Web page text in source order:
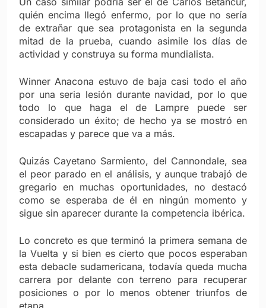
quién encima llegó enfermo, por lo que no sería
de extrañar que sea protagonista en la segunda
mitad de la prueba, cuando asimile los días de
actividad y construya su forma mundialista.
Winner Anacona estuvo de baja casi todo el año
por una seria lesión durante navidad, por lo que
todo lo que haga el de Lampre puede ser
considerado un éxito; de hecho ya se mostró en
escapadas y parece que va a más.
Quizás Cayetano Sarmiento, del Cannondale, sea
el peor parado en el análisis, y aunque trabajó de
gregario en muchas oportunidades, no destacó
como se esperaba de él en ningún momento y
sigue sin aparecer durante la competencia ibérica.
Lo concreto es que terminó la primera semana de
la Vuelta y si bien es cierto que pocos esperaban
esta debacle sudamericana, todavía queda mucha
carrera por delante con terreno para recuperar
posiciones o por lo menos obtener triunfos de